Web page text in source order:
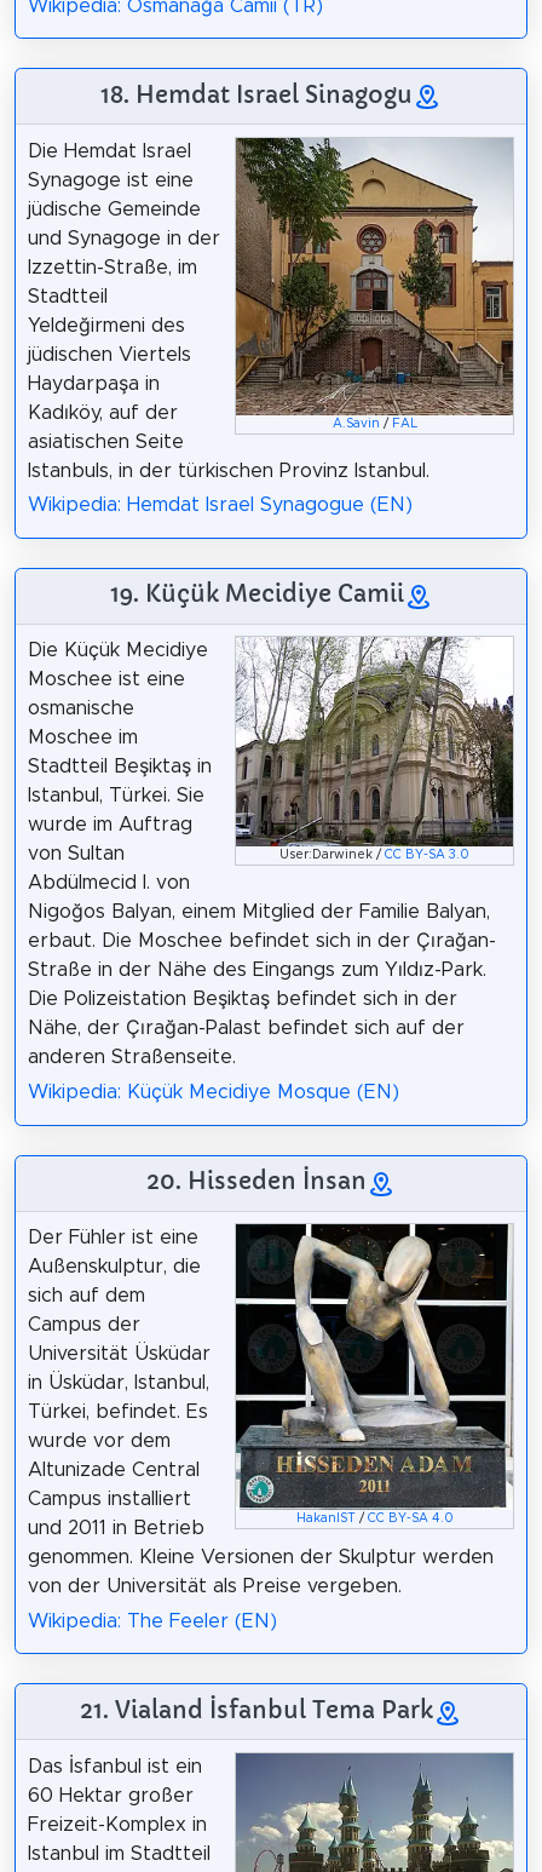
Wikipedia: Osmanağa Camii (TR)
18. Hemdat Israel Sinagogu
A.Savin / FAL
Die Hemdat Israel
Synagoge ist eine
jüdische Gemeinde
und Synagoge in der
Izzettin-Straße, im
Stadtteil
Yeldeğirmeni des
jüdischen Viertels
Haydarpaşa in
Kadıköy, auf der
asiatischen Seite
Istanbuls, in der türkischen Provinz Istanbul.
Wikipedia: Hemdat Israel Synagogue (EN)
19. Küçük Mecidiye Camii
User:Darwinek /CC BY-SA 3.0
Die Küçük Mecidiye
Moschee ist eine
osmanische
Moschee im
Stadtteil Beşiktaş in
Istanbul, Türkei. Sie
wurde im Auftrag
von Sultan
Abdülmecid I. von
Nigoğos Balyan, einem Mitglied der Familie Balyan,
erbaut. Die Moschee befindet sich in der Çırağan-
Straße in der Nähe des Eingangs zum Yıldız-Park.
Die Polizeistation Beşiktaş befindet sich in der
Nähe, der Çırağan-Palast befindet sich auf der
anderen Straßenseite.
Wikipedia: Küçük Mecidiye Mosque (EN)
20. Hisseden İnsan
HakanIST / CC BY-SA 4.0
Der Fühler ist eine
Außenskulptur, die
sich auf dem
Campus der
Universität Üsküdar
in Üsküdar, Istanbul,
Türkei, befindet. Es
wurde vor dem
Altunizade Central
Campus installiert
und 2011 in Betrieb
genommen. Kleine Versionen der Skulptur werden
von der Universität als Preise vergeben.
Wikipedia: The Feeler (EN)
21. Vialand İsfanbul Tema Park
Das İsfanbul ist ein
60 Hektar großer
Freizeit-Komplex in
Istanbul im Stadtteil